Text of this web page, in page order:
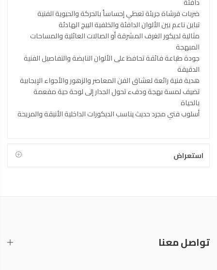
ضربات فرشاة جريئة تعطي إحساساً بالحركة والحيوية الفنية
تباين ناعم بين الألوان الدافئة والخلفية البيج الهادئة
مثالية لديكور الغرف المشرقة أو الصالات العائلية والمساحات
المبهجة
جودة طباعة فائقة تحافظ على الألوان النابضة والتفاصيل الفنية
الدقيقة
هدية فنية رائعة لعشاق الفن المعاصر والزهور والأجواء الإيجابية
تضيف لمسة بهجة ودفء تحول الجدار إلى لوحة حية مفعمة
بالحياة
أسلوب فني مجرد حديث يناسب الديكورات الداخلية الأنيقة والمريحة
استعراض
تواصل معنا